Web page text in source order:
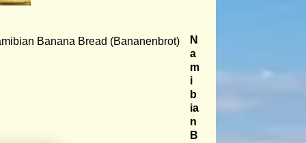
N
a
m
i
b
ia
n
B